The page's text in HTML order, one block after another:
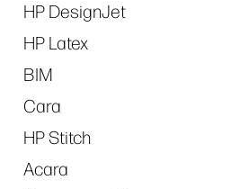
HP DesignJet
HP Latex
BIM
Cara
HP Stitch
Acara